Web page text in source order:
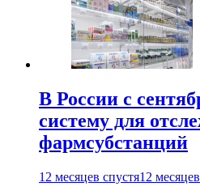
В России с
систему для
фармсубстанций
12 месяцев спустя12